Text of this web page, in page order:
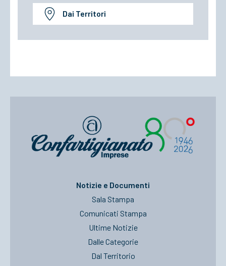
Dai Territori
Notizie e Documenti
Sala Stampa
Comunicati Stampa
Ultime Notizie
Dalle Categorie
Dal Territorio